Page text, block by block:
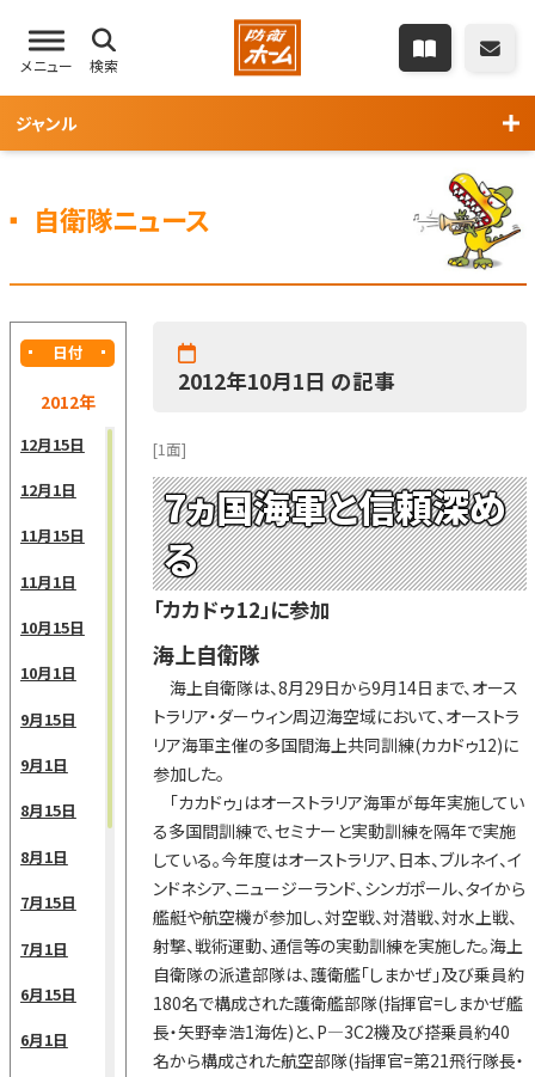
メニュー 検索
ジャンル
自衛隊ニュース
日付
2012年
12月15日
12月1日
11月15日
11月1日
10月15日
10月1日
9月15日
9月1日
8月15日
8月1日
7月15日
7月1日
6月15日
6月1日
2012年10月1日 の記事
[1面]
7ヵ国海軍と信頼深め
る
「カカドゥ12」に参加
海上自衛隊
海上自衛隊は、8月29日から9月14日まで、オース
トラリア・ダーウィン周辺海空域において、オーストラ
リア海軍主催の多国間海上共同訓練(カカドゥ12)に
参加した。
「カカドゥ」はオーストラリア海軍が毎年実施してい
る多国間訓練で、セミナーと実動訓練を隔年で実施
している。今年度はオーストラリア、日本、ブルネイ、イ
ンドネシア、ニュージーランド、シンガポール、タイから
艦艇や航空機が参加し、対空戦、対潜戦、対水上戦、
射撃、戦術運動、通信等の実動訓練を実施した。海上
自衛隊の派遣部隊は、護衛艦「しまかぜ」及び乗員約
180名で構成された護衛艦部隊(指揮官=しまかぜ艦
長・矢野幸浩1海佐)と、P—3C2機及び搭乗員約40
名から構成された航空部隊(指揮官=第21飛行隊長・